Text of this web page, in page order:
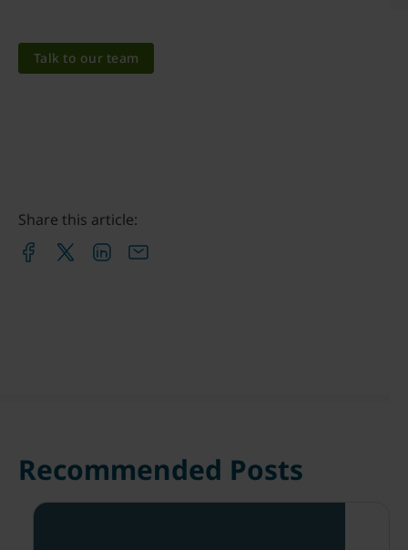
Talk to our team
Share this article:
Recommended Posts